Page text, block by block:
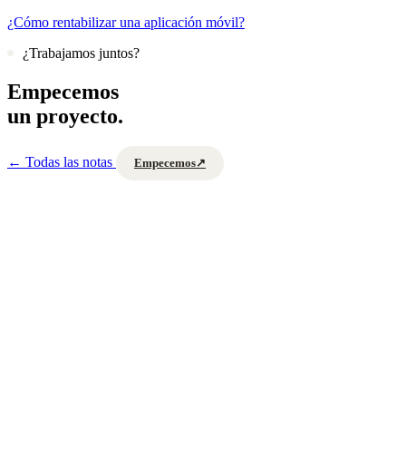
¿Cómo rentabilizar una aplicación móvil?
¿Trabajamos juntos?
Empecemos
un proyecto.
← Todas las notas Empecemos↗